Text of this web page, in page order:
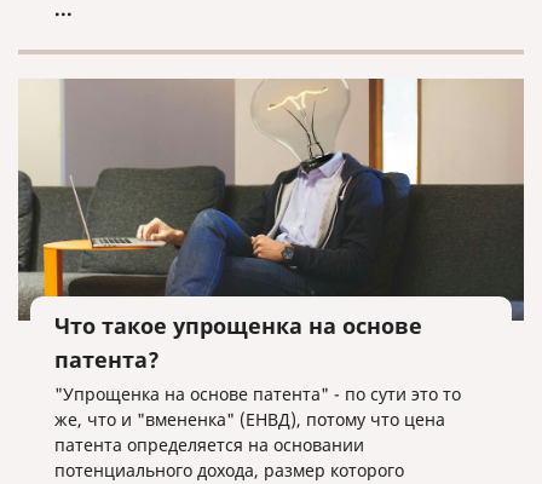
...
Что такое упрощенка на основе
патента?
"Упрощенка на основе патента" - по сути это то
же, что и "вмененка" (ЕНВД), потому что цена
патента определяется на основании
потенциального дохода, размер которого